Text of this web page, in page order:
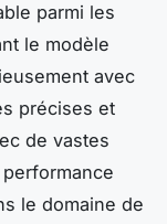
parmi les
le modèle
avec
précises et
de vastes
le domaine de